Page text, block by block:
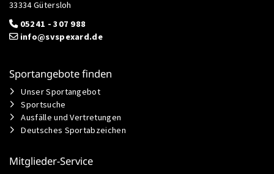
33334 Gütersloh
05241 - 307 988
info@svspexard.de
Sportangebote finden
Unser Sportangebot
Sportsuche
Ausfälle und Vertretungen
Deutsches Sportabzeichen
Mitglieder-Service